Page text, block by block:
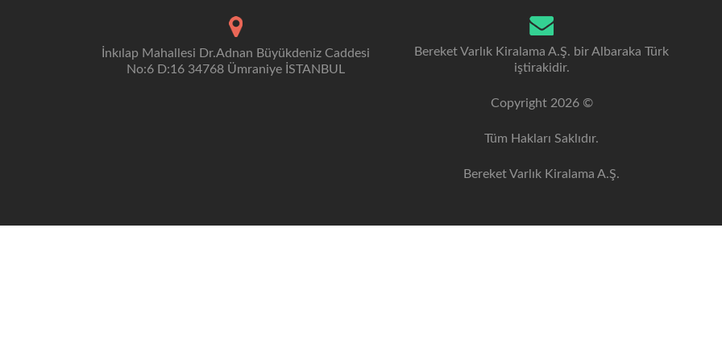
İnkılap Mahallesi Dr.Adnan Büyükdeniz Caddesi
No:6 D:16 34768 Ümraniye İSTANBUL
Bereket Varlık Kiralama A.Ş. bir Albaraka Türk
iştirakidir.
Copyright 2026 ©
Tüm Hakları Saklıdır.
Bereket Varlık Kiralama A.Ş.